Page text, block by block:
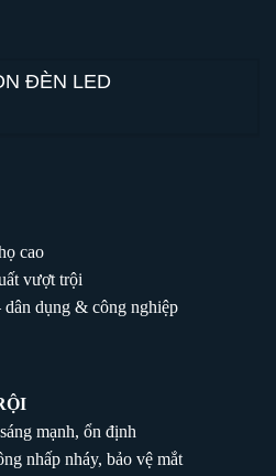
ĐÈN LED
cao
vượt trội
dụng & công nghiệp
mạnh, ổn định
nhấp nháy, bảo vệ mắt